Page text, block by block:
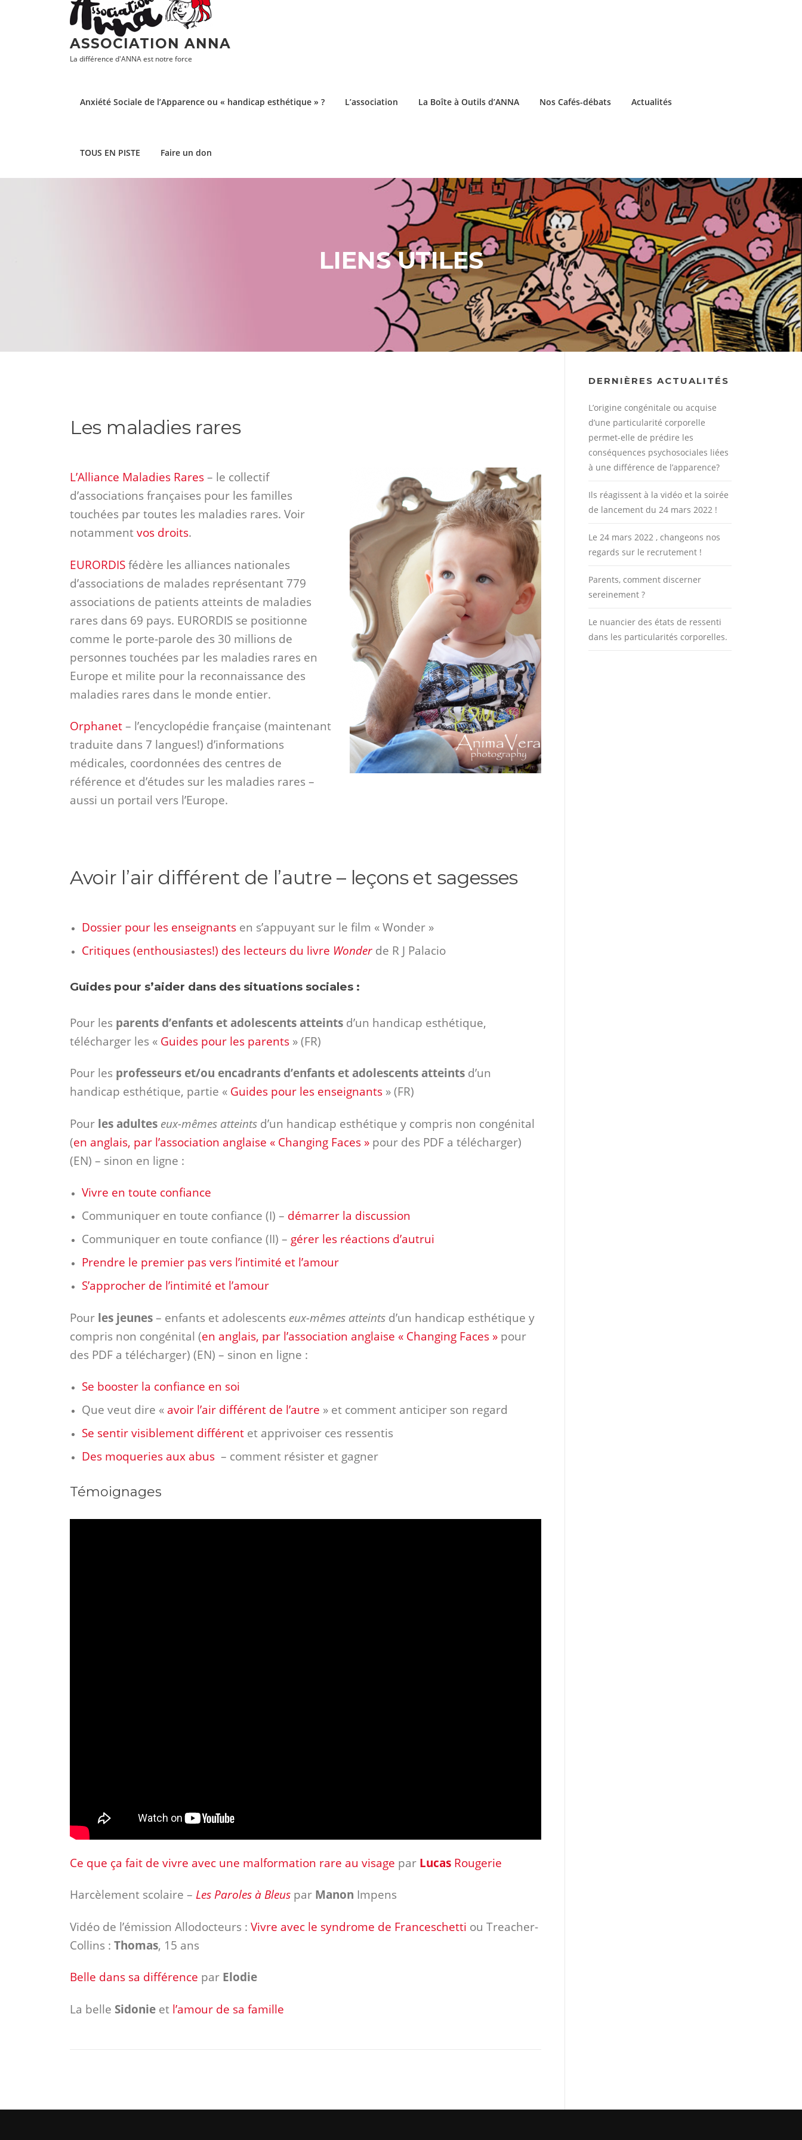
ASSOCIATION ANNA
La différence d'ANNA est notre force
Anxiété Sociale de l’Apparence ou « handicap esthétique » ? L’association La Boîte à Outils d’ANNA Nos Cafés-débats Actualités
TOUS EN PISTE Faire un don
LIENS UTILES
Les maladies rares
L’Alliance Maladies Rares – le collectif
d’associations françaises pour les familles
touchées par toutes les maladies rares. Voir
notamment vos droits.
EURORDIS fédère les alliances nationales
d’associations de malades représentant 779
associations de patients atteints de maladies
rares dans 69 pays. EURORDIS se positionne
comme le porte-parole des 30 millions de
personnes touchées par les maladies rares en
Europe et milite pour la reconnaissance des
maladies rares dans le monde entier.
Orphanet – l’encyclopédie française (maintenant
traduite dans 7 langues!) d’informations
médicales, coordonnées des centres de
référence et d’études sur les maladies rares –
aussi un portail vers l’Europe.
Avoir l’air différent de l’autre – leçons et sagesses
Dossier pour les enseignants en s’appuyant sur le film « Wonder »
Critiques (enthousiastes!) des lecteurs du livre Wonder de R J Palacio
Guides pour s’aider dans des situations sociales :
Pour les parents d’enfants et adolescents atteints d’un handicap esthétique,
télécharger les « Guides pour les parents » (FR)
Pour les professeurs et/ou encadrants d’enfants et adolescents atteints d’un
handicap esthétique, partie « Guides pour les enseignants » (FR)
Pour les adultes eux-mêmes atteints d’un handicap esthétique y compris non congénital
(en anglais, par l’association anglaise « Changing Faces » pour des PDF a télécharger)
(EN) – sinon en ligne :
Vivre en toute confiance
Communiquer en toute confiance (I) – démarrer la discussion
Communiquer en toute confiance (II) – gérer les réactions d’autrui
Prendre le premier pas vers l’intimité et l’amour
S’approcher de l’intimité et l’amour
Pour les jeunes – enfants et adolescents eux-mêmes atteints d’un handicap esthétique y
compris non congénital (en anglais, par l’association anglaise « Changing Faces » pour
des PDF a télécharger) (EN) – sinon en ligne :
Se booster la confiance en soi
Que veut dire « avoir l’air différent de l’autre » et comment anticiper son regard
Se sentir visiblement différent et apprivoiser ces ressentis
Des moqueries aux abus – comment résister et gagner
Témoignages
Ce que ça fait de vivre avec une malformation rare au visage par Lucas Rougerie
Harcèlement scolaire – Les Paroles à Bleus par Manon Impens
Vidéo de l’émission Allodocteurs : Vivre avec le syndrome de Franceschetti ou Treacher-
Collins : Thomas, 15 ans
Belle dans sa différence par Elodie
La belle Sidonie et l’amour de sa famille
DERNIÈRES ACTUALITÉS
L’origine congénitale ou acquise
d’une particularité corporelle
permet-elle de prédire les
conséquences psychosociales liées
à une différence de l’apparence?
Ils réagissent à la vidéo et la soirée
de lancement du 24 mars 2022 !
Le 24 mars 2022 , changeons nos
regards sur le recrutement !
Parents, comment discerner
sereinement ?
Le nuancier des états de ressenti
dans les particularités corporelles.